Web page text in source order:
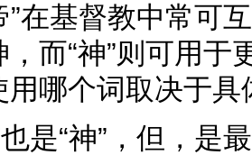
”在基督教中常可
而“神”则可用于
用哪个词取决于
是“神”，但，是